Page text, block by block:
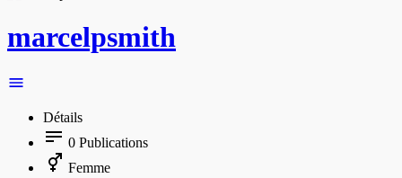
marcelpsmith
Détails
0 Publications
Femme